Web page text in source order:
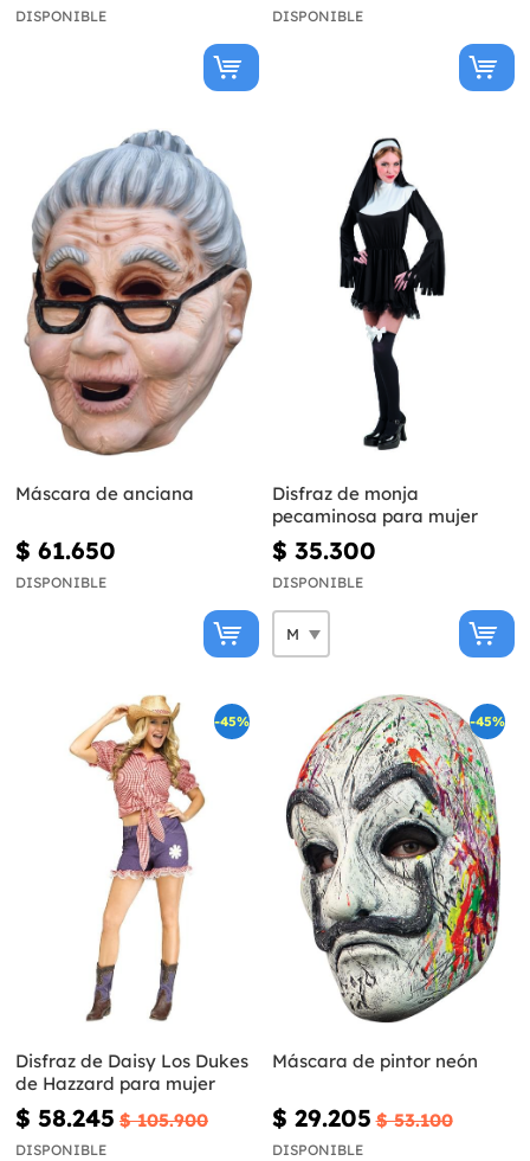
DISPONIBLE DISPONIBLE
Máscara de anciana
$ 61.650
DISPONIBLE
Disfraz de monja
pecaminosa para mujer
$ 35.300
DISPONIBLE
-45%
Disfraz de Daisy Los Dukes
de Hazzard para mujer
$ 58.245 $ 105.900
DISPONIBLE
-45%
Máscara de pintor neón
$ 29.205 $ 53.100
DISPONIBLE